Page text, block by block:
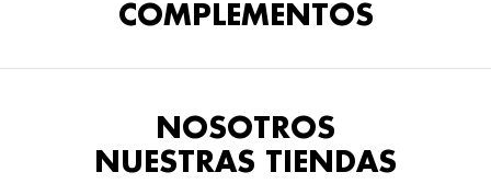
COMPLEMENTOS
NOSOTROS
NUESTRAS TIENDAS